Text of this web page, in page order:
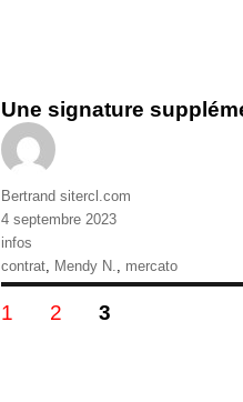
Une signature
Auteur
Bertrand sitercl.com
Publié
le
4 septembre 2023
Catégories
infos
Étiquettes
contrat Mendy N. mercato
Pagination
PAGE
1 PAGE
2 PAGE
3